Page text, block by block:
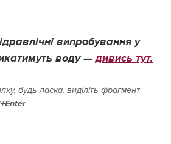
випробування у
воду — дивись тут.
будь ласка, виділіть фрагмент
.